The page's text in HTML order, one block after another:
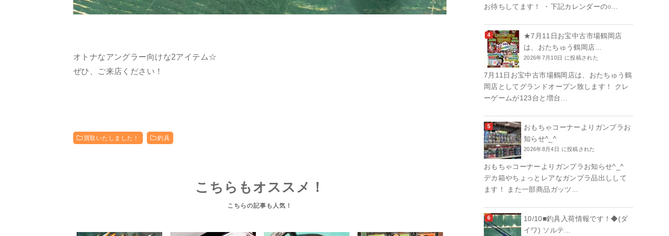
オトナなアングラー向けな2アイテム☆
ぜひ、ご来店ください！
買取いたしました！ 釣具
こちらもオススメ！
お待ちしてます！ ・下記カレンダーの○...
★7月11日お宝中古市場鶴岡店
は、おたちゅう鶴岡店...
2026年7月10日 に投稿された
7月11日お宝中古市場鶴岡店は、おたちゅう鶴
岡店としてグランドオープン致します！ クレ
ーゲームが123台と増台...
おもちゃコーナーよりガンプラお
知らせ^_^
2026年8月4日 に投稿された
おもちゃコーナーよりガンプラお知らせ^_^
デカ箱やちょっとレアなガンプラ品出しして
ます！ また一部商品ガッツ...
10/10■釣具入荷情報です！◆(ダ
イワ) ソルテ...